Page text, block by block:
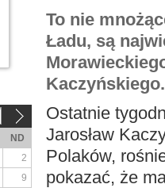
To nie
Ładu, są
Kaczyńskiego.
Ostatnie
Jarosław
Polaków,
pokazać, że
ND
2
9